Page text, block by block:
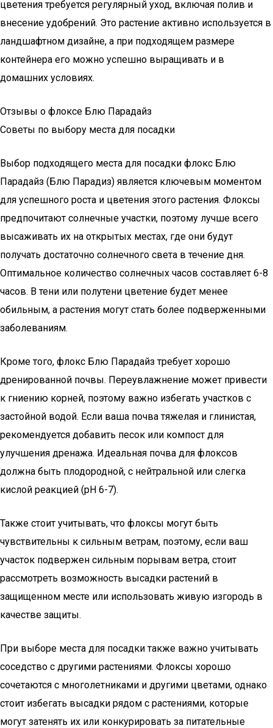
цветения требуется регулярный уход, включая полив и
внесение удобрений. Это растение активно используется в
ландшафтном дизайне, а при подходящем размере
контейнера его можно успешно выращивать и в
домашних условиях.
Отзывы о флоксе Блю Парадайз
Советы по выбору места для посадки
Выбор подходящего места для посадки флокс Блю
Парадайз (Блю Парадиз) является ключевым моментом
для успешного роста и цветения этого растения. Флоксы
предпочитают солнечные участки, поэтому лучше всего
высаживать их на открытых местах, где они будут
получать достаточно солнечного света в течение дня.
Оптимальное количество солнечных часов составляет 6-8
часов. В тени или полутени цветение будет менее
обильным, а растения могут стать более подверженными
заболеваниям.
Кроме того, флокс Блю Парадайз требует хорошо
дренированной почвы. Переувлажнение может привести
к гниению корней, поэтому важно избегать участков с
застойной водой. Если ваша почва тяжелая и глинистая,
рекомендуется добавить песок или компост для
улучшения дренажа. Идеальная почва для флоксов
должна быть плодородной, с нейтральной или слегка
кислой реакцией (pH 6-7).
Также стоит учитывать, что флоксы могут быть
чувствительны к сильным ветрам, поэтому, если ваш
участок подвержен сильным порывам ветра, стоит
рассмотреть возможность высадки растений в
защищенном месте или использовать живую изгородь в
качестве защиты.
При выборе места для посадки также важно учитывать
соседство с другими растениями. Флоксы хорошо
сочетаются с многолетниками и другими цветами, однако
стоит избегать высадки рядом с растениями, которые
могут затенять их или конкурировать за питательные